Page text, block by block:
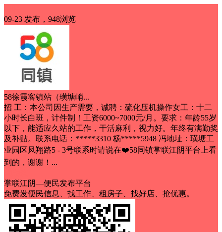
09-23 发布，948浏览
58徐霞客镇站（璜塘峭...
招 工：本公司因生产需要，诚聘：硫化压机操作女工：十二
小时长白班，计件制！工资6000~7000元/月。要求：年龄55岁
以下，能适应久站的工作，干活麻利，视力好。年终有满勤奖
及补贴。联系电话：*****3310 杨*****5948 冯地址：璜塘工
业园区凤翔路5 - 3号联系时请说在❤️58同镇掌联江阴平台上看
到的，谢谢！...
掌联江阴—便民发布平台
免费发便民信息、找工作、租房子、找好店、抢优惠。